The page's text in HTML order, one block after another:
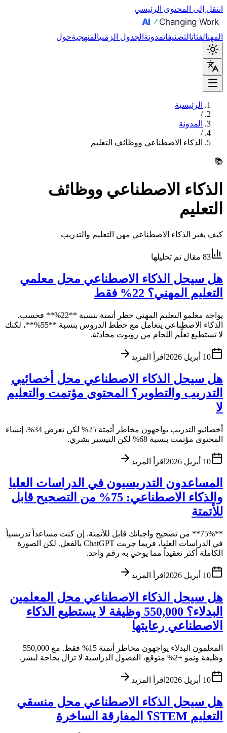
انتقل إلى المحتوى الرئيسي
المهنالفئاتالتصنيفاتمدونة الجدول الزمنيالمنهجيةحول
الرئيسية
/
المدونة
/
الذكاء الاصطناعي ووظائف التعليم
📚
الذكاء الاصطناعي ووظائف
التعليم
كيف يغير الذكاء الاصطناعي مهن التعليم والتدريب
83 مقال تم تحليلها
هل سيحل الذكاء الاصطناعي محل معلمي
التعليم المهني؟ 22% فقط
يواجه معلمو التعليم المهني خطر أتمتة بنسبة **22%** فحسب.
الذكاء الاصطناعي يتعامل مع خطط الدروس بنسبة **55%**، لكنك
لا تستطيع تعلّم اللحام من روبوت محادثة.
10 أبريل 2026 اقرأ المزيد
هل سيحل الذكاء الاصطناعي محل أخصائيي
التدريب والتطوير؟ المحتوى مؤتمت والتعليم
لا
أخصائيو التدريب يواجهون مخاطر أتمتة 25% لكن تعرض 34%. إنشاء
المحتوى مؤتمت بنسبة 68% لكن التيسير بشري.
10 أبريل 2026 اقرأ المزيد
المساعدون التدريسيون في الدراسات العليا
والذكاء الاصطناعي: 75% من التصحيح قابل
للأتمتة
**75%** من تصحيح واجباتك قابل للأتمتة. إن كنت مساعداً تدريسياً
في الدراسات العليا، فربما جربت ChatGPT بالفعل. لكن الصورة
الكاملة أكثر تعقيداً مما يوحي به رقم واحد.
10 أبريل 2026 اقرأ المزيد
هل سيحل الذكاء الاصطناعي محل المعلمين
البدلاء؟ 550,000 وظيفة لا يستطيع الذكاء
الاصطناعي رعايتها
المعلمون البدلاء يواجهون مخاطر أتمتة 15% فقط. مع 550,000
وظيفة ونمو +2% متوقع، الفصول الدراسية لا تزال بحاجة لبشر.
10 أبريل 2026 اقرأ المزيد
هل سيحل الذكاء الاصطناعي محل منسقي
التعليم STEM؟ المفارقة الساخرة